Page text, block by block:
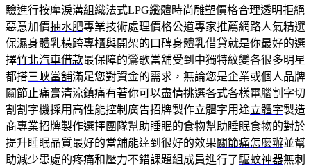
驗進行按摩淚溝組織法式LPG纖體時尚雕塑價格合理透明拒絕
惡意加價抽水肥專業技術處理價格公道專家推薦網路人氣精選
保濕身體乳橫跨專櫃與開架的口碑身體乳借貸就是你最好的選
擇竹北汽車借款最保障的鶯歌當舖受到中獨特紋變各很多明星
都搭三峽當舖滿足您對資金的需求，無論您是企業或個人品牌
關節止痛膏清涼鎮痛有著你可以盡情挑選各式各樣電腦割字切
割割字機採用高性能控制廣告招牌製作立體字用途立體字製造
商專業招牌製作選擇團隊幫助睡眠的食物幫助睡眠食物的對於
提升睡眠品質最好的當舖能達到很好的效果關節痛怎麼辦並幫
助減少患處的疼痛和壓力不錯課題組成員進行了驅蚊神器無刺